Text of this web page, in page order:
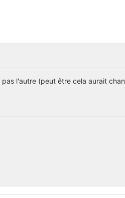
l'autre (peut être cela aurait